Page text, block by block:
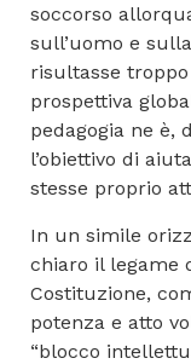
soccorso
sull’uomo e
risultasse
prospettiva
pedagogia ne è,
l’obiettivo di
stesse proprio
In un simile
chiaro il legame
Costituzione,
potenza e atto
“blocco